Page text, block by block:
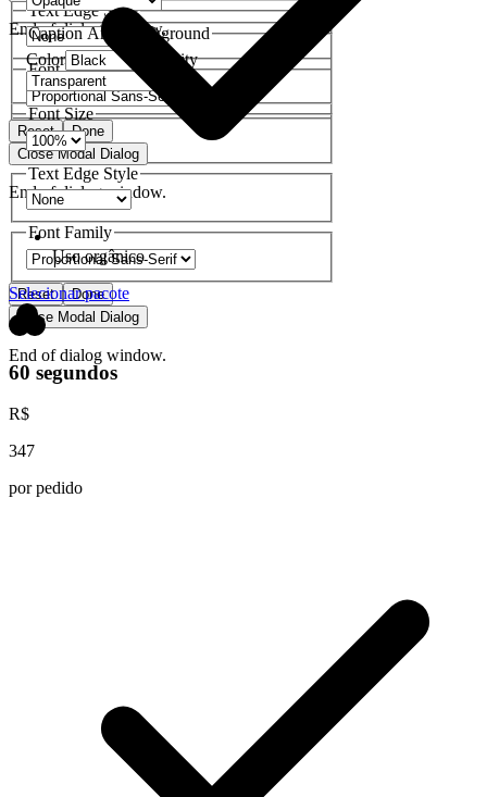
End of dialog window.
Text Edge Style
Font Family
Reset
Done
Close Modal Dialog
End of dialog window.
Caption Area Background
Color
Opacity
Font Size
Text Edge Style
Font Family
Reset
Done
Close Modal Dialog
End of dialog window.
Uso orgânico
Selecionar pacote
60 segundos
R$
347
por pedido